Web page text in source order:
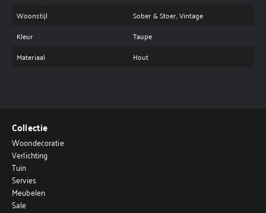
Woonstijl
Sober & Stoer, Vintage
Kleur
Taupe
Materiaal
Hout
Collectie
Woondecoratie
Verlichting
Tuin
Servies
Meubelen
Sale